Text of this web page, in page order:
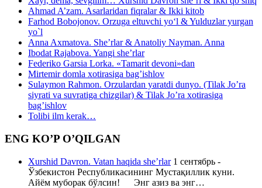
Ahmad A’zam. Asarlaridan fiqralar & Ikki kitob
Farhod Bobojonov. Orzuga eltuvchi yo‘l & Yulduzlar yurgan
yo`l
Anna Axmatova. She’rlar & Anatoliy Nayman. Anna
Ibodat Rajabova. Yangi she’rlar
Federiko Garsia Lorka. «Tamarit devoni»dan
Mirtemir domla xotirasiga bag’ishlov
Sulaymon Rahmon. Orzulardan yaratdi dunyo. (Tilak Jo’ra
siyrati va suvratiga chizgilar) & Tilak Jo’ra xotirasiga
bag’ishlov
Tolibi ilm kerak…
ENG KO’P O’QILGAN
Xurshid Davron. Vatan haqida she’rlar1 сентябрь -
Ўзбекистон Республикасининг Мустақиллик куни.
Айём муборак бўлсин! Энг азиз ва энг…